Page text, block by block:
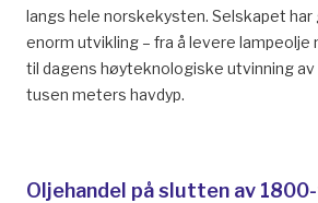
langs hele norskekysten. Selskapet
enorm utvikling – fra å levere lampeolje
til dagens høyteknologiske utvinning
tusen meters havdyp.
Oljehandel på slutten av